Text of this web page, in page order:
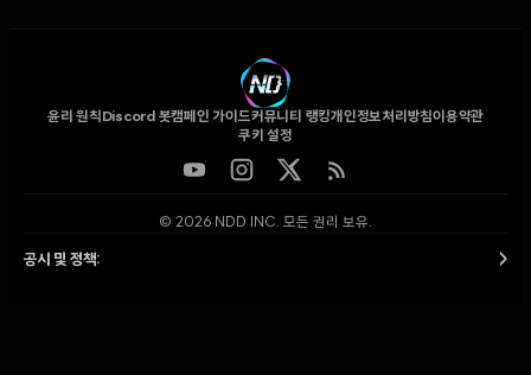
윤리 원칙 Discord 봇캠페인 가이드커뮤니티 랭킹개인정보처리방침이용약관
쿠키 설정
공시 및 정책: >
© 2026 NDD INC. 모든 권리 보유.